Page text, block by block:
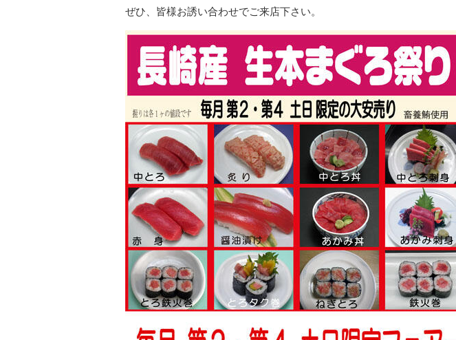
ぜひ、皆様お誘い合わせでご来店下さい。